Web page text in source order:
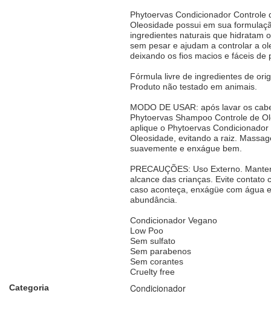
Phytoervas Condicionador Controle
Oleosidade possui em sua
ingredientes naturais que hidratam
sem pesar e ajudam a controlar a
deixando os fios macios e fáceis de
Fórmula livre de ingredientes de
Produto não testado em animais.
MODO DE USAR: após lavar os
Phytoervas Shampoo Controle de
aplique o Phytoervas
Oleosidade, evitando a raiz.
suavemente e enxágue bem.
PRECAUÇÕES: Uso Externo.
alcance das crianças. Evite contato
caso aconteça, enxágüe com água
abundância.
Condicionador Vegano
Low Poo
Sem sulfato
Sem parabenos
Sem corantes
Cruelty free
Categoria
Condicionador